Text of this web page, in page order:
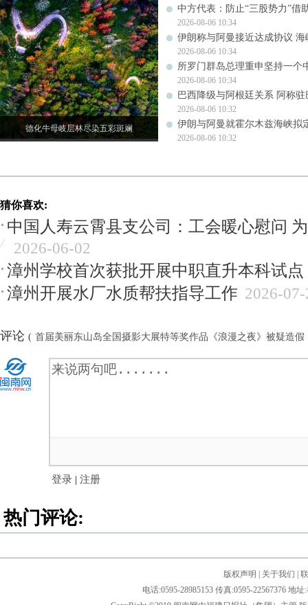
德化牛母岐层林尽染五彩斑斓
中方代表：防止“三股势力”借
2026-08-06 10:34
伊朗称与阿曼接近达成协议
2026-08-06 10:34
所罗门群岛总理重申坚持一个
2026-08-06 10:34
巴西降级与阿根廷关系 阿称驻
2026-08-06 10:32
伊朗与阿曼就霍尔木兹海峡拟
2026-08-06 10:32
猜你喜欢:
中国人寿云霄县支公司：工会暖心慰问
2026-06-02
漳州学校首次获批开展中职直升本科试点
漳州开展水厂水质帮扶指导工作 2026-
评论 ( 首届美丽东山岛全国摄影大展特等奖作品《浪漫之夜》被疑造假
登录 | 注册
热门评论:
版权声明 关于我们
电话:0595-28985153 传真:0595-22567376 地